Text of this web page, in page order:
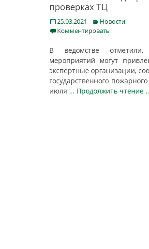
проверках ТЦ
Posted
on
25.03.2021 Categories
Новости
Комментировать
В ведомстве
мероприятий могут
экспертные организации,
государственного
июля … Продолжить чтение